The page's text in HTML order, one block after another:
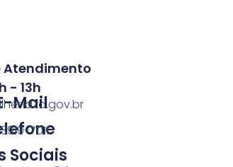
Atendimento
- 13h
Mail
7011
Sociais